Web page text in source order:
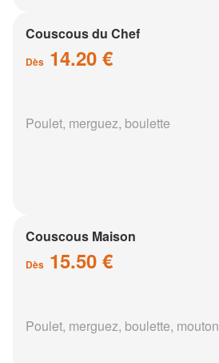
Couscous du Chef
Dès 14.20 €
Poulet, merguez, boulette
Couscous Maison
Dès 15.50 €
Poulet, merguez, boulette, mouton